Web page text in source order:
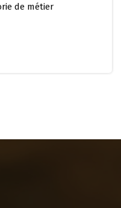
de métier